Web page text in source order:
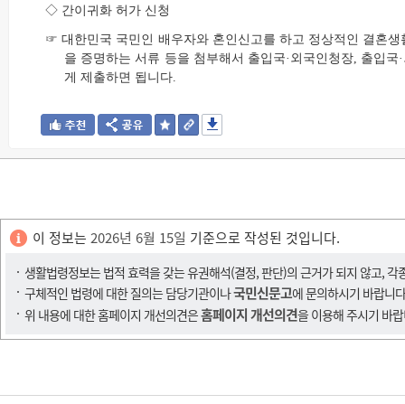
◇ 간이귀화 허가 신청
☞ 대한민국 국민인 배우자와 혼인신고를 하고 정상적인 결혼
을 증명하는 서류 등을 첨부해서 출입국·외국인청장, 출입
게 제출하면 됩니다.
이 정보는 2026년 6월 15일 기준으로 작성된 것입니다.
생활법령정보는 법적 효력을 갖는 유권해석(결정, 판단)의 근거가 되지 않고,
구체적인 법령에 대한 질의는 담당기관이나국민신문고에 문의하시기 바랍니
위 내용에 대한 홈페이지 개선의견은홈페이지 개선의견을 이용해 주시기 바